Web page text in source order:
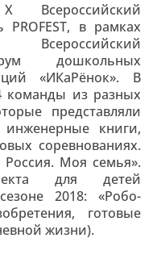
PROFEST, в рамках
дошкольных
«ИКаРёнок». В
команды из разных
представляли
книги,
соревнованиях.
Моя семья».
для детей
2018: «Робо-
готовые
жизни).